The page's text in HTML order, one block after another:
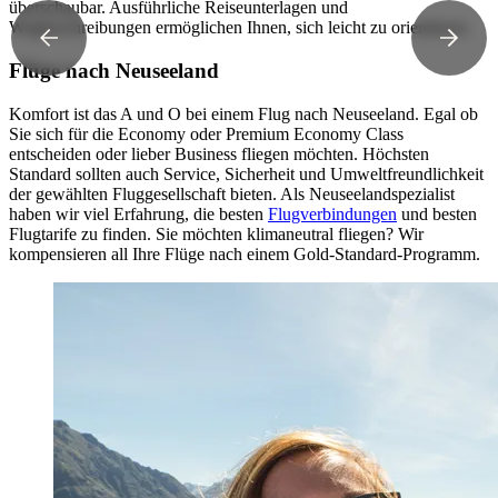
überschaubar. Ausführliche Reiseunterlagen und
Wegbeschreibungen ermöglichen Ihnen, sich leicht zu orientieren.
Flüge nach Neuseeland
Komfort ist das A und O bei einem Flug nach Neuseeland. Egal ob
Sie sich für die Economy oder Premium Economy Class
entscheiden oder lieber Business fliegen möchten. Höchsten
Standard sollten auch Service, Sicherheit und Umweltfreundlichkeit
der gewählten Fluggesellschaft bieten. Als Neuseelandspezialist
haben wir viel Erfahrung, die besten Flugverbindungen und besten
Flugtarife zu finden. Sie möchten klimaneutral fliegen? Wir
kompensieren all Ihre Flüge nach einem Gold-Standard-Programm.